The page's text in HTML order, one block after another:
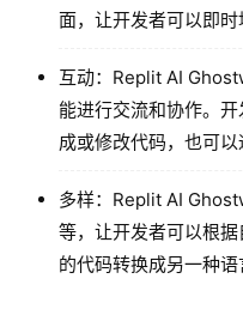
面，让开发者可以即时
互动：Replit AI
能进行交流和协作。
成或修改代码，也可以
多样：Replit AI
等，让开发者可以根
的代码转换成另一种